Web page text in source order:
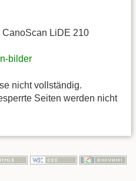
CanoScan LiDE 210
bilder
nicht vollständig.
Seiten werden nicht